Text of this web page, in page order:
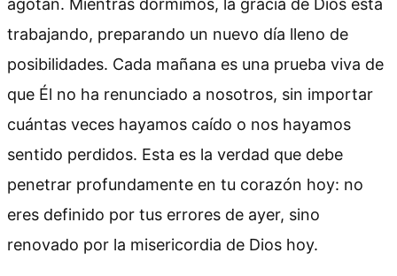
agotan. Mientras dormimos, la gracia de Dios está
trabajando, preparando un nuevo día lleno de
posibilidades. Cada mañana es una prueba viva de
que Él no ha renunciado a nosotros, sin importar
cuántas veces hayamos caído o nos hayamos
sentido perdidos. Esta es la verdad que debe
penetrar profundamente en tu corazón hoy: no
eres definido por tus errores de ayer, sino
renovado por la misericordia de Dios hoy.